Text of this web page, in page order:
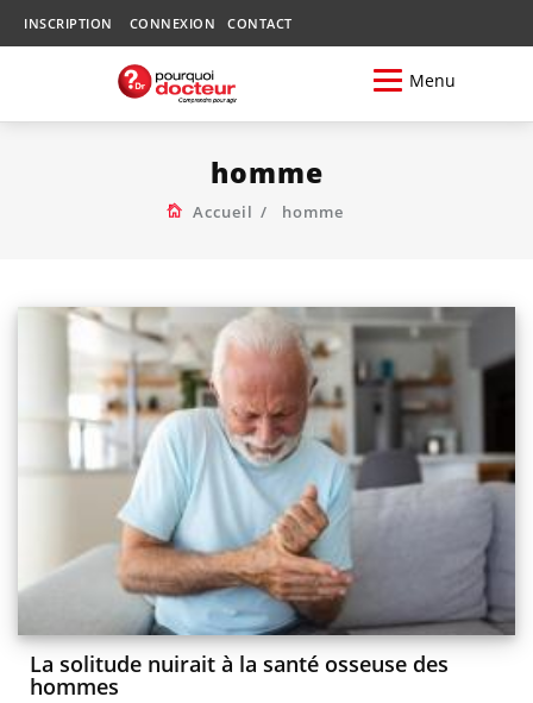
INSCRIPTION CONNEXION CONTACT
Menu
homme
Accueil homme
La solitude nuirait à la santé osseuse des
hommes